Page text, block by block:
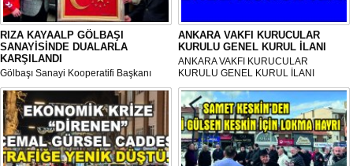
RIZA KAYAALP GÖLBAŞI
SANAYİSİNDE DUALARLA
KARŞILANDI
Gölbaşı Sanayi Kooperatifi Başkanı
Mehmet Aktay öncülüğünde, sanayi
esnafı adına düzenlenen anlamlı anma
programı Sanayi Camii’nde yoğun
katılımla gerçekleştirildi.
ANKARA VAKFI KURUCULAR
KURULU GENEL KURUL İLANI
ANKARA VAKFI KURUCULAR
KURULU GENEL KURUL İLANI